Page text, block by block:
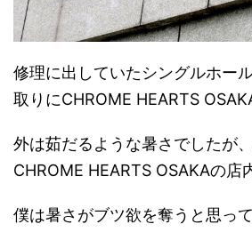
修理に出していたシングルホー
取りにCHROME HEARTS
外は茹だるような暑さでしたが
CHROME HEARTS OSAKAの店
僕は暑さがブツ欲を奪うと思って